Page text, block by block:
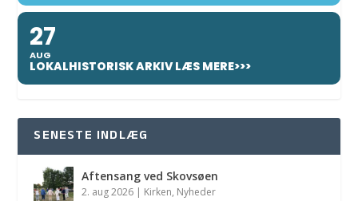
27
AUG
LOKALHISTORISK ARKIV LÆS MERE>>>
SENESTE INDLÆG
Aftensang ved Skovsøen
2. aug 2026 | Kirken, Nyheder